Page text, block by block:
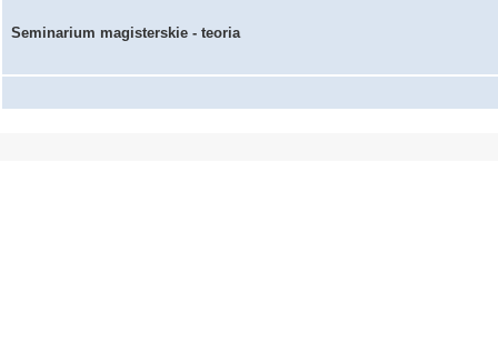
Seminarium magisterskie - teoria